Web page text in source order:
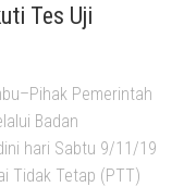
Tes Uji
Pemerintah
Badan
hari Sabtu 9/11/19
Tidak Tetap (PTT)